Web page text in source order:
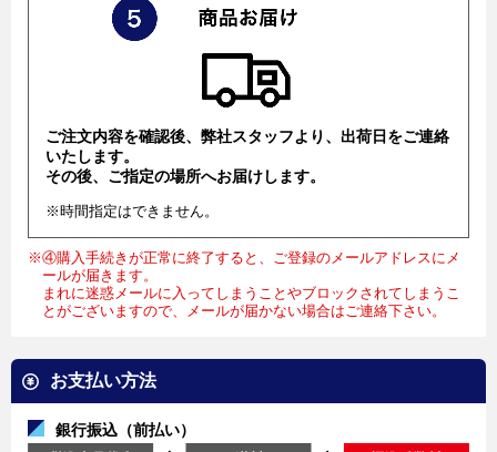
ご注文内容を確認後、弊社スタッフより、出荷日をご連絡
いたします。
その後、ご指定の場所へお届けします。
※時間指定はできません。
※④購入手続きが正常に終了すると、ご登録のメールアドレスにメ
ールが届きます。
まれに迷惑メールに入ってしまうことやブロックされてしまうこ
とがございますので、メールが届かない場合はご連絡下さい。
お支払い方法
銀行振込（前払い）